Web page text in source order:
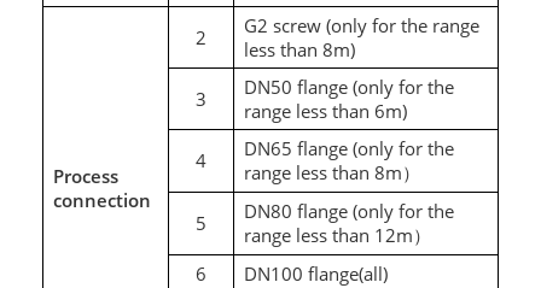
Process
connection
2
G2 screw (only for the range
less than 8m)
3
DN50 flange (only for the
range less than 6m)
4
DN65 flange (only for the
range less than 8m）
5
DN80 flange (only for the
range less than 12m）
6
DN100 flange(all)